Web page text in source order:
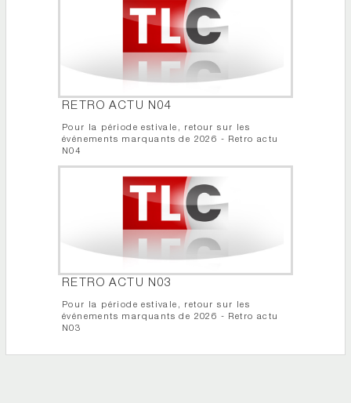
RETRO ACTU N04
Pour la période estivale, retour sur les
événements marquants de 2026 - Retro actu
N04
RETRO ACTU N03
Pour la période estivale, retour sur les
événements marquants de 2026 - Retro actu
N03